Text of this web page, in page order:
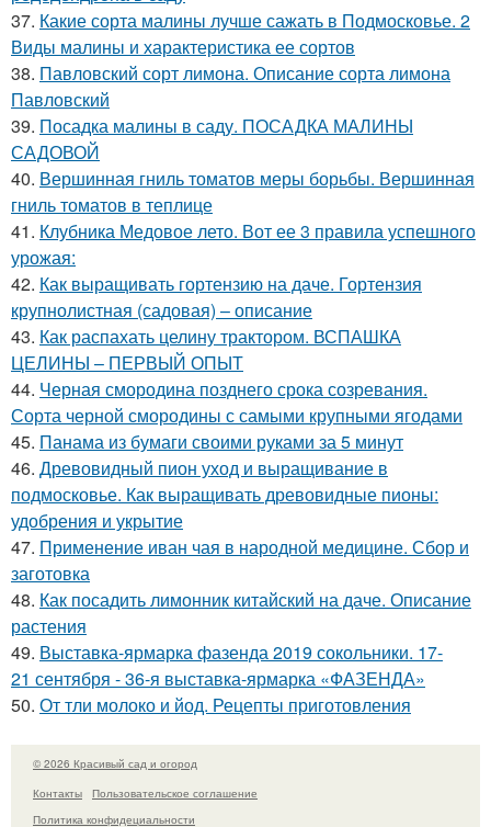
37. Какие сорта малины лучше сажать в Подмосковье. 2
Виды малины и характеристика ее сортов
38. Павловский сорт лимона. Описание сорта лимона
Павловский
39. Посадка малины в саду. ПОСАДКА МАЛИНЫ
САДОВОЙ
40. Вершинная гниль томатов меры борьбы. Вершинная
гниль томатов в теплице
41. Клубника Медовое лето. Вот ее 3 правила успешного
урожая:
42. Как выращивать гортензию на даче. Гортензия
крупнолистная (садовая) – описание
43. Как распахать целину трактором. ВСПАШКА
ЦЕЛИНЫ – ПЕРВЫЙ ОПЫТ
44. Черная смородина позднего срока созревания.
Сорта черной смородины с самыми крупными ягодами
45. Панама из бумаги своими руками за 5 минут
46. Древовидный пион уход и выращивание в
подмосковье. Как выращивать древовидные пионы:
удобрения и укрытие
47. Применение иван чая в народной медицине. Сбор и
заготовка
48. Как посадить лимонник китайский на даче. Описание
растения
49. Выставка-ярмарка фазенда 2019 сокольники. 17-
21 сентября - 36-я выставка-ярмарка «ФАЗЕНДА»
50. От тли молоко и йод. Рецепты приготовления
© 2026 Красивый сад и огород
Контакты
Пользовательское соглашение
Политика конфидециальности